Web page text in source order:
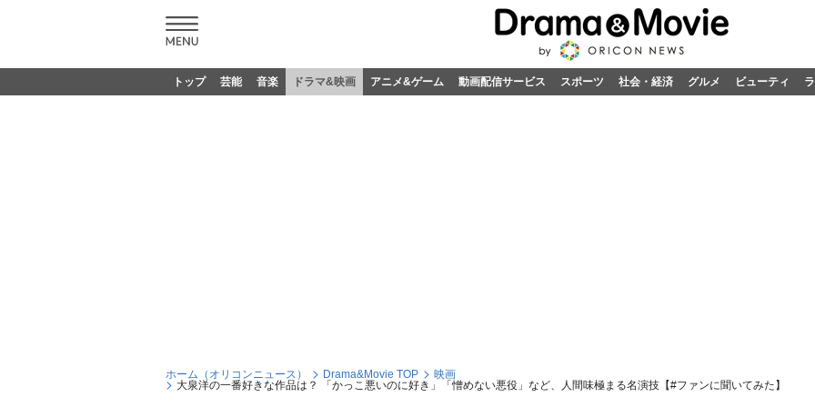
トップ 芸能 音楽 ドラマ&映画 アニメ&ゲーム 動画配信サービス スポーツ 社会・経済 グルメ ビューティ
ホーム（オリコンニュース） Drama&Movie TOP
映画
大泉洋の一番好きな作品は？ 「かっこ悪いのに好き」「憎めない悪役」など、人間味極まる名演技【#ファンに聞いてみた】